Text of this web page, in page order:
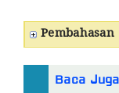
Pembahasan
Baca